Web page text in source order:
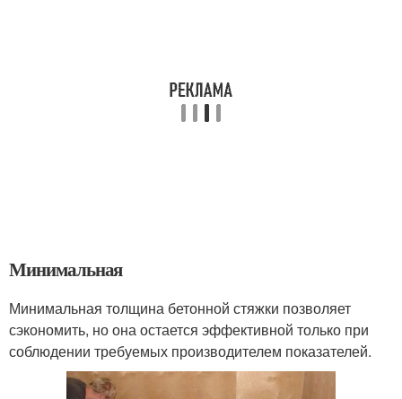
Минимальная
Минимальная толщина бетонной стяжки позволяет
сэкономить, но она остается эффективной только при
соблюдении требуемых производителем показателей.